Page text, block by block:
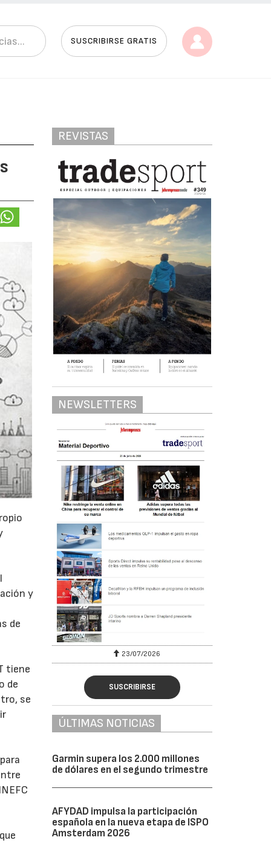
SUSCRIBIRSE GRATIS
y
de
tiene
de
se
REVISTAS
NEWSLETTERS
23/07/2026
SUSCRIBIRSE
ÚLTIMAS NOTICIAS
Garmin supera los 2.000 millones
de dólares en el segundo trimestre
AFYDAD impulsa la participación
española en la nueva etapa de ISPO
Amsterdam 2026